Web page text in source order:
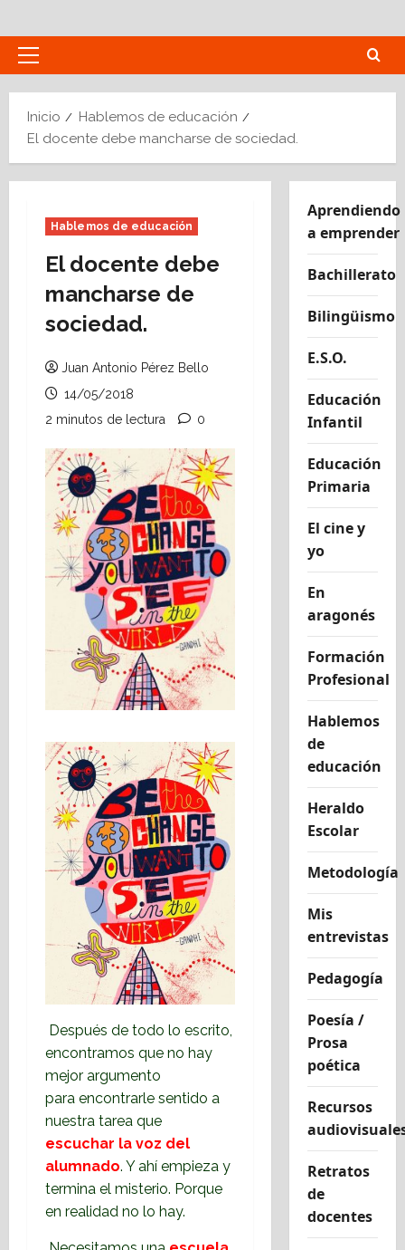
al
contenido
Menú
Inicio
Hablemos de educación
El docente debe mancharse de sociedad.
Hablemos de educación
El docente debe
mancharse de
sociedad.
Juan Antonio Pérez Bello
14/05/2018
2 minutos de lectura
0
Después de todo lo escrito,
encontramos que no hay
mejor argumento
para encontrarle sentido a
nuestra tarea que
escuchar la voz del
alumnado. Y ahí empieza y
termina el misterio. Porque
en realidad no lo hay.
Aprendiendo
a emprender
Bachillerato
Bilingüismo
E.S.O.
Educación
Infantil
Educación
Primaria
El cine y
yo
En
aragonés
Formación
Profesional
Hablemos
de
educación
Heraldo
Escolar
Metodología
Mis
entrevistas
Pedagogía
Poesía /
Prosa
poética
Recursos
Retratos
de
docentes